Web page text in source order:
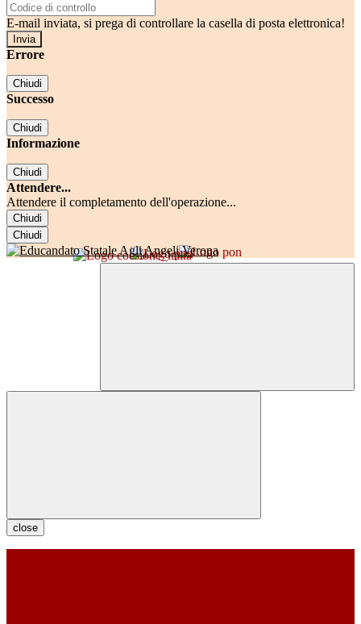
E-mail inviata, si prega di controllare la casella di posta elettronica!
Errore
Chiudi
Successo
Chiudi
Informazione
Chiudi
Attendere...
Attendere il completamento dell'operazione...
Chiudi
Chiudi
close